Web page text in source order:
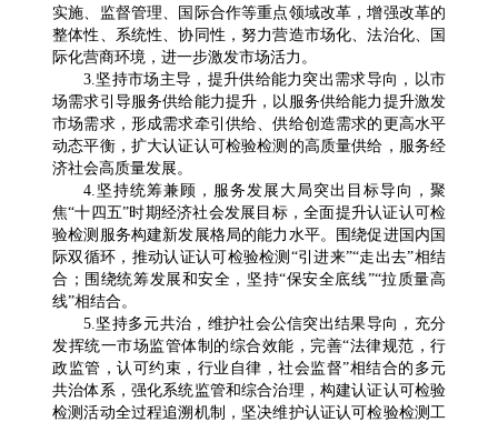
实施、监督管理、国际合作等重点领域改革，增强改革的
整体性、系统性、协同性，努力营造市场化、法治化、国
际化营商环境，进一步激发市场活力。
3.坚持市场主导，提升供给能力突出需求导向，以市
场需求引导服务供给能力提升，以服务供给能力提升激发
市场需求，形成需求牵引供给、供给创造需求的更高水平
动态平衡，扩大认证认可检验检测的高质量供给，服务经
济社会高质量发展。
4.坚持统筹兼顾，服务发展大局突出目标导向，聚
焦“十四五”时期经济社会发展目标，全面提升认证认可检
验检测服务构建新发展格局的能力水平。围绕促进国内国
际双循环，推动认证认可检验检测“引进来”“走出去”相结
合；围绕统筹发展和安全，坚持“保安全底线”“拉质量高
线”相结合。
5.坚持多元共治，维护社会公信突出结果导向，充分
发挥统一市场监管体制的综合效能，完善“法律规范，行
政监管，认可约束，行业自律，社会监督”相结合的多元
共治体系，强化系统监管和综合治理，构建认证认可检验
检测活动全过程追溯机制，坚决维护认证认可检验检测工